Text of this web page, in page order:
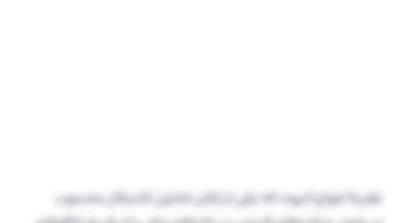
نظریهٔ امواج الیوت که یکی از ارکان تحلیل تکنیکال محسوب